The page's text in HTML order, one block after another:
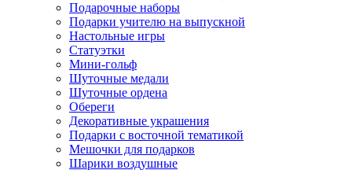
Подарочные наборы
Подарки учителю на выпускной
Настольные игры
Статуэтки
Мини-гольф
Шуточные медали
Шуточные ордена
Обереги
Декоративные украшения
Подарки с восточной тематикой
Мешочки для подарков
Шарики воздушные